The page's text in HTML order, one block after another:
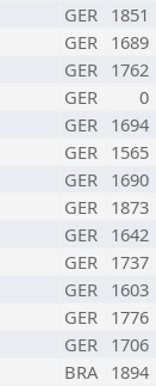
GER 1851
GER 1689
GER 1762
GER 0
GER 1694
GER 1565
GER 1690
GER 1873
GER 1642
GER 1737
GER 1603
GER 1776
GER 1706
BRA 1894